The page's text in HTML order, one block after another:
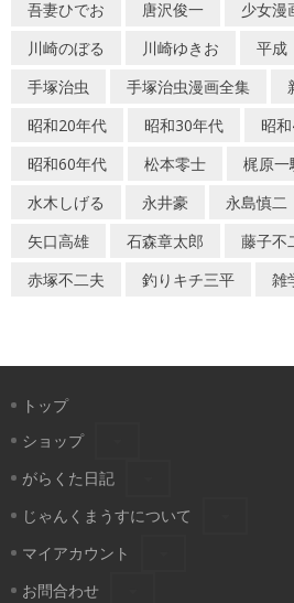
吾妻ひでお
唐沢俊一 少女漫
川崎のぼる
川崎ゆきお 平成
手塚治虫
手塚治虫漫画全集
昭和20年代
昭和30年代 昭
昭和60年代
松本零士 梶原一
水木しげる
永井豪 永島慎二
矢口高雄
石森章太郎 藤子不
赤塚不二夫
釣りキチ三平 雑
トップ
ショップ
がらくた日記
じゃんくまうすについて
マイアカウント
お問合わせ